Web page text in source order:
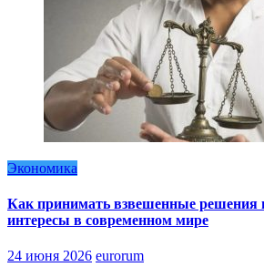
Экономика
Как принимать взвешенные решения
интересы в современном мире
24 июня 2026 eurorum